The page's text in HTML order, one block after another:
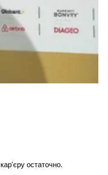
остаточно.